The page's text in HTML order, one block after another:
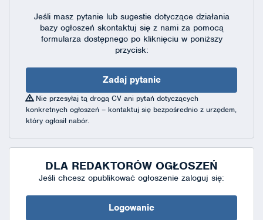
Jeśli masz pytanie lub sugestie dotyczące działania
bazy ogłoszeń skontaktuj się z nami za pomocą
formularza dostępnegopo kliknięciu w poniższy
przycisk:
Zadaj pytanie
Nie przesyłaj tą drogą CV ani pytań dotyczących
konkretnych ogłoszeń – kontaktuj się bezpośrednio z urzędem,
który ogłosił nabór.
DLA REDAKTORÓW OGŁOSZEŃ
Jeśli chcesz opublikować ogłoszenie zaloguj się:
Logowanie